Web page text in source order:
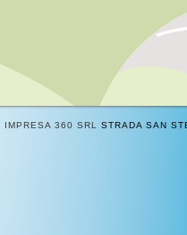
IMPRESA 360 SRL STRADA SAN